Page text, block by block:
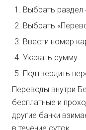
Выбрать раздел
Выбрать
Ввести номер
Указать сумму
Подтвердить
Переводы внутри
бесплатные и
другие банки